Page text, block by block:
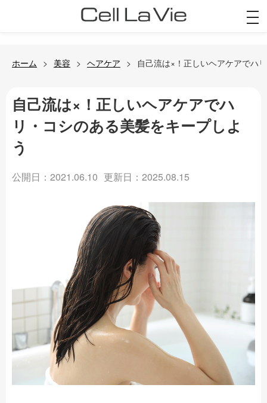
ホーム 美容 ヘアケア 自己流は×！正しいヘアケアでハ
自己流は×！正しいヘアケアでハ
リ・コシのある美髪をキープしよ
う
公開日：2021.06.10 更新日：2025.08.15